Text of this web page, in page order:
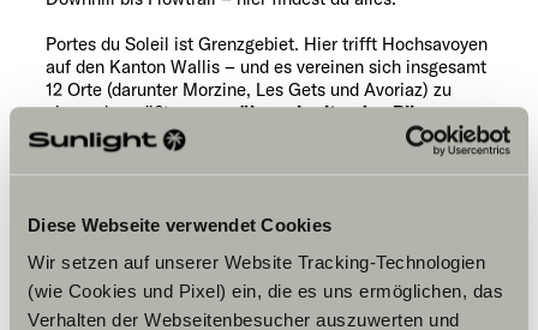
Diese Webseite verwendet Cookies
Wir setzen auf unserer Website Tracking-Technologien
(wie Cookies und Pixel) ein, die es uns ermöglichen, das
Verhalten der Webseitenbesucher auszuwerten und
Portes du Soleil ist Grenzgebiet. Hier trifft Hochsavoyen
auf den Kanton Wallis – und es vereinen sich insgesamt
12 Orte (darunter Morzine, Les Gets und Avoriaz) zu
einem der größtengrenzüberschreitenden Bike-
Reviere der Welt. Die 600 Kilometer an Trails bieten
einen perfekten Mix aus Weltcup-Downhill-Strecke,
Flow, Jumps und technischen Lines. Alles mit Lift-
Superlative. Du kannst den ganzen Tag von Tal zu Tal
das mitBlick auf den Mont Blanc.
Nicht verpassen: